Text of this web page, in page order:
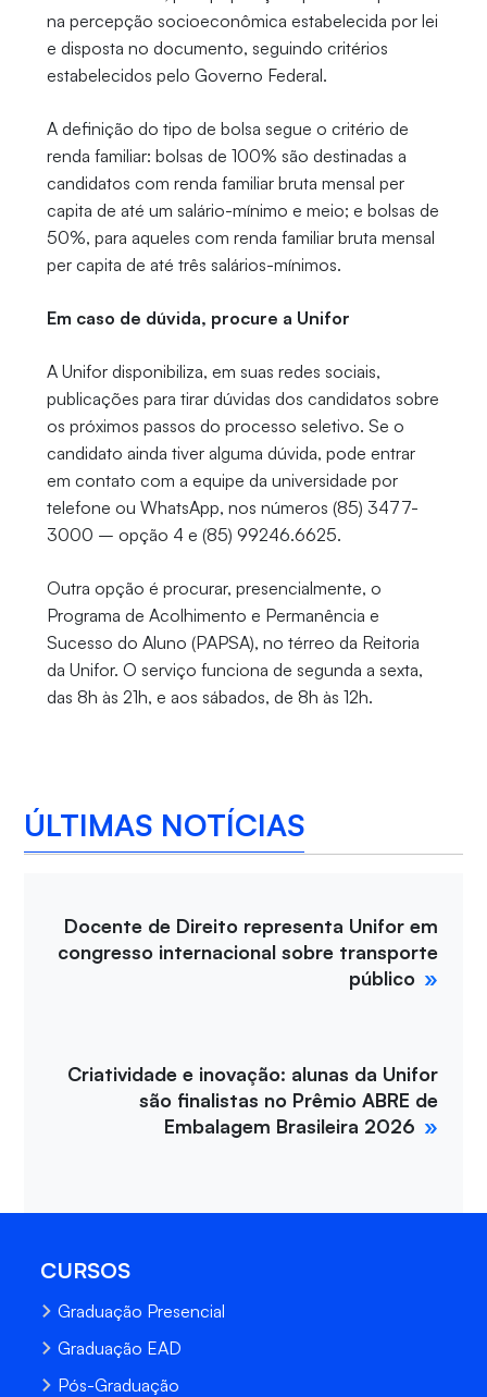
na percepção socioeconômica estabelecida por lei
e disposta no documento, seguindo critérios
estabelecidos pelo Governo Federal.
A definição do tipo de bolsa segue o critério de
renda familiar: bolsas de 100% são destinadas a
candidatos com renda familiar bruta mensal per
capita de até um salário-mínimo e meio; e bolsas de
50%, para aqueles com renda familiar bruta mensal
per capita de até três salários-mínimos.
Em caso de dúvida, procure a Unifor
A Unifor disponibiliza, em suas redes sociais,
publicações para tirar dúvidas dos candidatos sobre
os próximos passos do processo seletivo. Se o
candidato ainda tiver alguma dúvida, pode entrar
em contato com a equipe da universidade por
telefone ou WhatsApp, nos números (85) 3477-
3000 – opção 4 e (85) 99246.6625.
Outra opção é procurar, presencialmente, o
Programa de Acolhimento e Permanência e
Sucesso do Aluno (PAPSA), no térreo da Reitoria
da Unifor. O serviço funciona de segunda a sexta,
das 8h às 21h, e aos sábados, de 8h às 12h.
ÚLTIMAS NOTÍCIAS
Docente de Direito representa Unifor em
congresso internacional sobre transporte
público
Criatividade e inovação: alunas da Unifor
são finalistas no Prêmio ABRE de
Embalagem Brasileira 2026
CURSOS
Graduação Presencial
Graduação EAD
Pós-Graduação